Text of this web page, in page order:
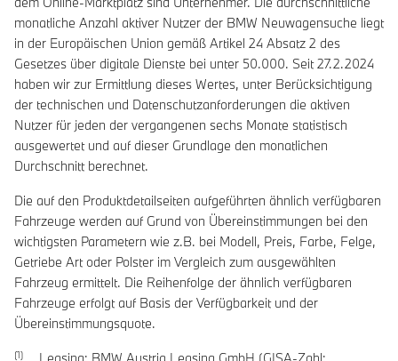
monatliche Anzahl aktiver Nutzer der BMW Neuwagensuche liegt
in der Europäischen Union gemäß Artikel 24 Absatz 2 des
Gesetzes über digitale Dienste bei unter 50.000. Seit 27.2.2024
haben wir zur Ermittlung dieses Wertes, unter Berücksichtigung
der technischen und Datenschutzanforderungen die aktiven
Nutzer für jeden der vergangenen sechs Monate statistisch
ausgewertet und auf dieser Grundlage den monatlichen
Durchschnitt berechnet.
Die auf den Produktdetailseiten aufgeführten ähnlich verfügbaren
Fahrzeuge werden auf Grund von Übereinstimmungen bei den
wichtigsten Parametern wie z.B. bei Modell, Preis, Farbe, Felge,
Getriebe Art oder Polster im Vergleich zum ausgewählten
Fahrzeug ermittelt. Die Reihenfolge der ähnlich verfügbaren
Fahrzeuge erfolgt auf Basis der Verfügbarkeit und der
Übereinstimmungsquote.